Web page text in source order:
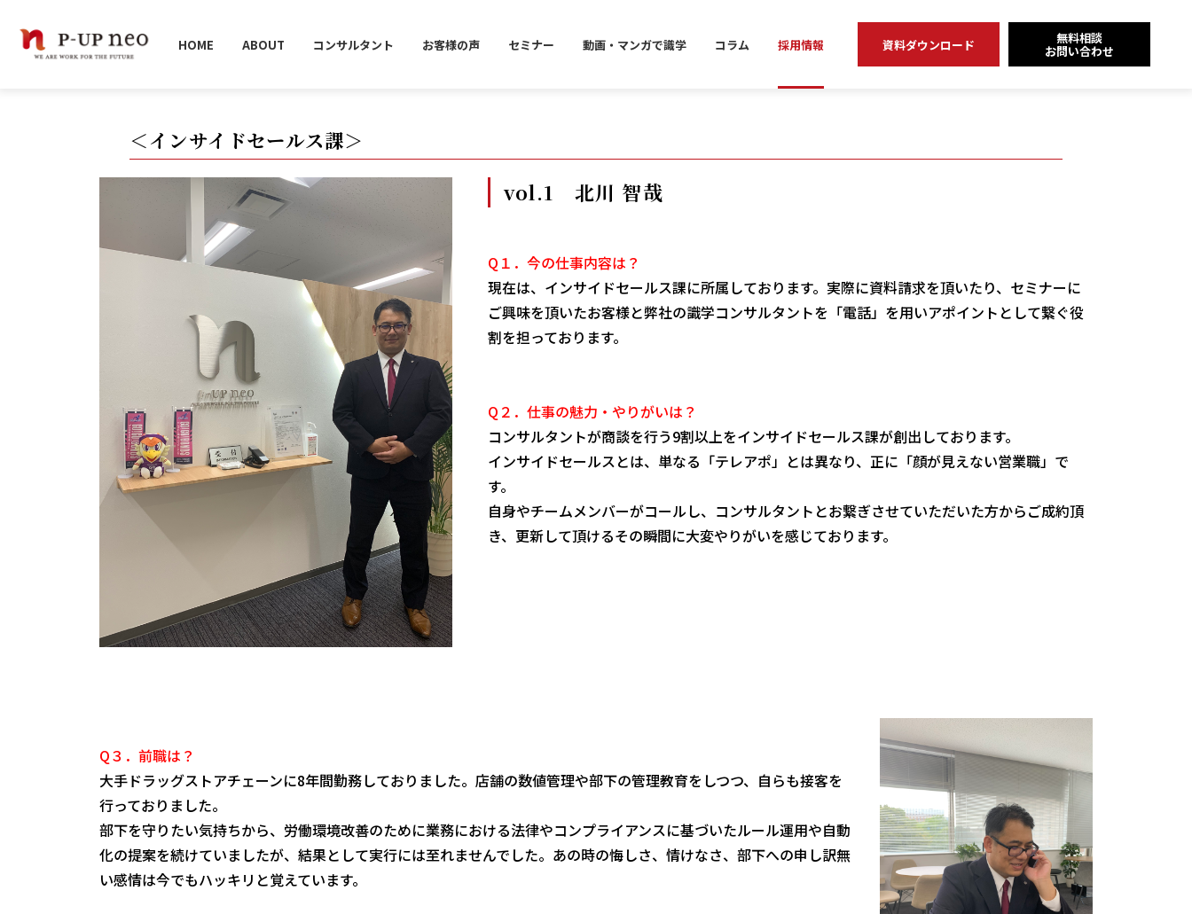
HOME ABOUT コンサルタント お客様の声 セミナー 動画・マンガで識学 コラム 採用情報 資料ダウンロード 無料相談
お問い合わせ
＜インサイドセールス課＞
vol.1 北川 智哉
Q１．今の仕事内容は？
現在は、インサイドセールス課に所属しております。実際に資料請求を頂いたり、セミナーに
ご興味を頂いたお客様と弊社の識学コンサルタントを「電話」を用いアポイントとして繋ぐ役
割を担っております。
Q２．仕事の魅力・やりがいは？
コンサルタントが商談を行う9割以上をインサイドセールス課が創出しております。
インサイドセールスとは、単なる「テレアポ」とは異なり、正に「顔が見えない営業職」で
す。
自身やチームメンバーがコールし、コンサルタントとお繋ぎさせていただいた方からご成約頂
き、更新して頂けるその瞬間に大変やりがいを感じております。
Q３．前職は？
大手ドラッグストアチェーンに8年間勤務しておりました。店舗の数値管理や部下の管理教育をしつつ、自らも接客を
行っておりました。
部下を守りたい気持ちから、労働環境改善のために業務における法律やコンプライアンスに基づいたルール運用や自動
化の提案を続けていましたが、結果として実行には至れませんでした。あの時の悔しさ、情けなさ、部下への申し訳無
い感情は今でもハッキリと覚えています。